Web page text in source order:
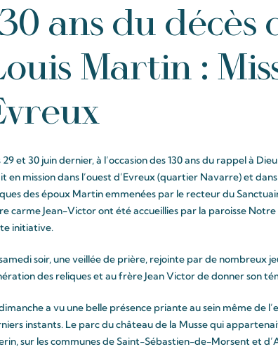
ans du décès
Martin :
29 et 30 juin dernier, à l’occasion des 130 ans du rappel à
en mission dans l’ouest d’Evreux (quartier Navarre) et
des époux Martin emmenées par le recteur du
carme Jean-Victor ont été accueillies par la paroisse
initiative.
soir, une veillée de prière, rejointe par de nombreux
des reliques et au frère Jean Victor de donner son
a vu une belle présence priante au sein même de
instants. Le parc du château de la Musse qui
sur les communes de Saint-Sébastien-de-Morsent et